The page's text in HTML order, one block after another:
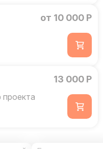
от 10 000 Р
13 000 Р